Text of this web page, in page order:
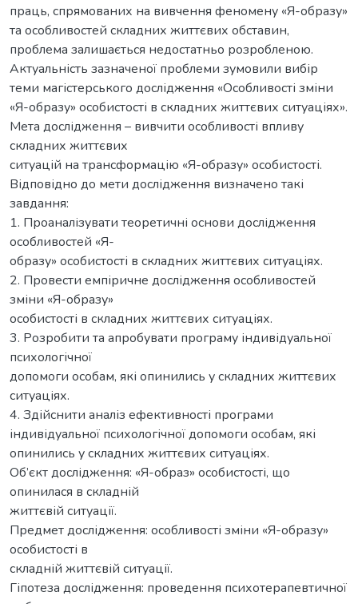
праць, спрямованих на вивчення феномену «Я-образу»
та особливостей складних життєвих обставин,
проблема залишається недостатньо розробленою.
Актуальність зазначеної проблеми зумовили вибір
теми магістерського дослідження «Особливості зміни
«Я-образу» особистості в складних життєвих ситуаціях».
Мета дослідження – вивчити особливості впливу
складних життєвих
ситуацій на трансформацію «Я-образу» особистості.
Відповідно до мети дослідження визначено такі
завдання:
1. Проаналізувати теоретичні основи дослідження
особливостей «Я-
образу» особистості в складних життєвих ситуаціях.
2. Провести емпіричне дослідження особливостей
зміни «Я-образу»
особистості в складних життєвих ситуаціях.
3. Розробити та апробувати програму індивідуальної
психологічної
допомоги особам, які опинились у складних життєвих
ситуаціях.
4. Здійснити аналіз ефективності програми
індивідуальної психологічної допомоги особам, які
опинились у складних життєвих ситуаціях.
Об’єкт дослідження: «Я-образ» особистості, що
опинилася в складній
життєвій ситуації.
Предмет дослідження: особливості зміни «Я-образу»
особистості в
складній життєвій ситуації.
Гіпотеза дослідження: проведення психотерапевтичної